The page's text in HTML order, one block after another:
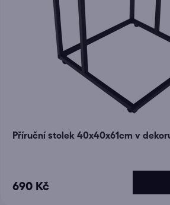
Příruční stolek 40x40x61cm v
690 Kč